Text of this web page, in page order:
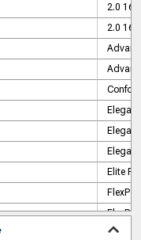
2.0 16v
2.0 16v
Confort
Elite
GL